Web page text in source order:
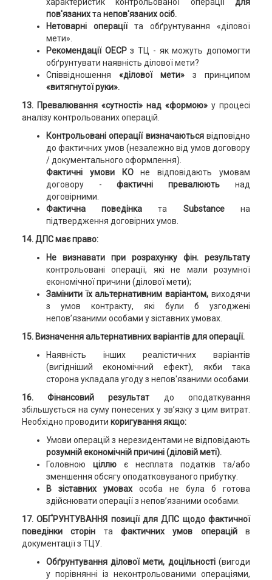
характеристик контрольованої операціїдля
пов'язанихтанепов'язаних осіб.
Нетоварні операції та обґрунтування «ділової
мети».
Рекомендації ОЕСРз ТЦ - як можуть допомогти
обґрунтувати наявність ділової мети?
Співвідношення «ділової мети»з принципом
«витягнутої руки».
13. Превалювання «сутності» над «формою»у процесі
аналізу контрольованих операцій.
Контрольовані операції визначаютьсявідповідно
до фактичних умов (незалежно від умов договору
/ документального оформлення).
Фактичні умови КОне відповідають умовам
договору -фактичні превалюють над
договірними.
Фактична поведінка та Substanceна
підтвердження договірних умов.
14. ДПС має право:
Не визнавати при розрахунку фін. результату
контрольовані операції, які не мали розумної
економічної причини (ділової мети);
Замінити їх альтернативним варіантом, виходячи
з умов контракту, які були б узгоджені
непов’язаними особами у зіставних умовах.
15. Визначення альтернативних варіантів для операції.
Наявність інших реалістичних варіантів
(вигідніший економічний ефект), якби така
сторона укладала угоду з непов'язаними особами.
16. Фінансовий результат до оподаткування
збільшується на суму понесених у зв’язку з цим витрат.
Необхідно проводити коригування якщо:
Умови операцій з нерезидентами не відповідають
розумній економічній причині (діловій меті).
Головною ціллю є несплата податків та/або
зменшення обсягу оподатковуваного прибутку.
В зіставних умовахособа не була б готова
здійснювати операції з непов’язаними особами.
17. ОБҐРУНТУВАННЯ позиції для ДПС щодо фактичної
поведінки сторін
тафактичних умов операційв
документації з ТЦУ.
Обґрунтування ділової мети, доцільності(вигоди
у порівнянні із неконтрольованими операціями,